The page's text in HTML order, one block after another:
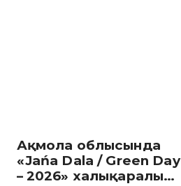
Ақмола облысында
«Jańa Dala / Green Day
– 2026» халықаралық